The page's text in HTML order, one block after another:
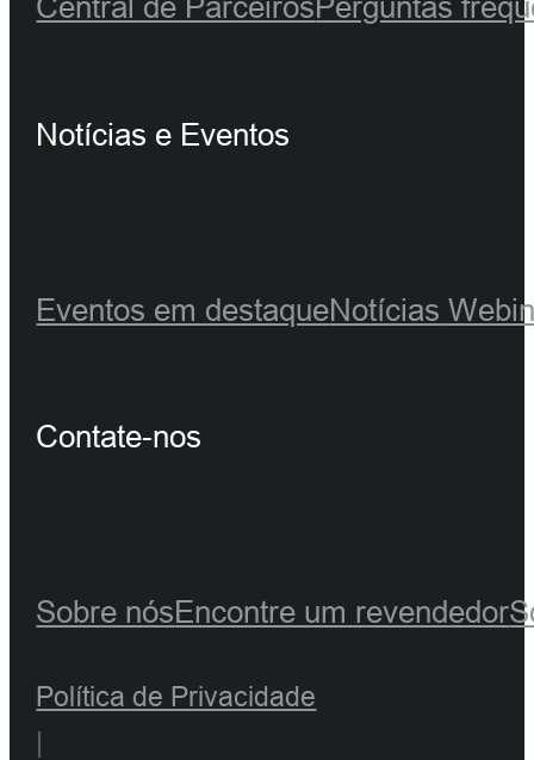
Notícias e Eventos
Eventos em destaqueNotícias
Contate-nos
Sobre nósEncontre um revendedor
Política de Privacidade